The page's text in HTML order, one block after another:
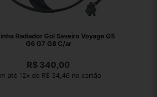
Radiador Gol Saveiro Voyage G5
G6 G7 G8 C/ar
R$ 340,00
até 12x de R$ 34,46 no cartão